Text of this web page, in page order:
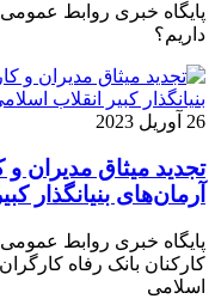
پایگاه خبری روابط
داریم؟
26 آوریل 2023
تجدید میثاق مدیران و
آرمان‌های بنیانگذار
پایگاه خبری روابط
کارکنان بانک رفاه کارگران
اسلامی